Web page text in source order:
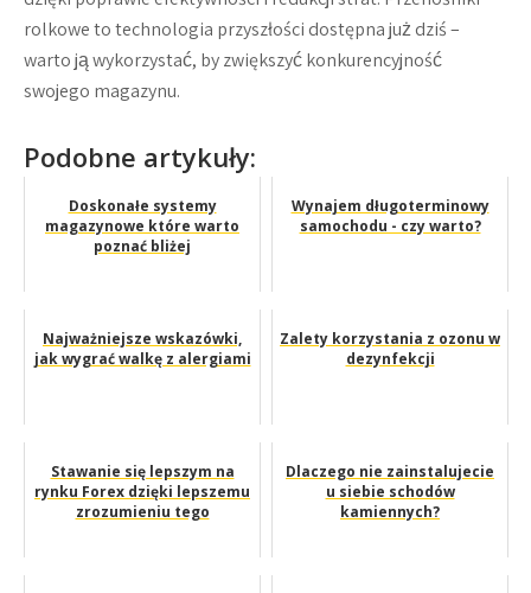
rolkowe to technologia przyszłości dostępna już dziś –
warto ją wykorzystać, by zwiększyć konkurencyjność
swojego magazynu.
Podobne artykuły:
Doskonałe systemy
magazynowe które warto
poznać bliżej
Wynajem długoterminowy
samochodu - czy warto?
Najważniejsze wskazówki,
jak wygrać walkę z alergiami
Zalety korzystania z ozonu w
dezynfekcji
Stawanie się lepszym na
rynku Forex dzięki lepszemu
zrozumieniu tego
Dlaczego nie zainstalujecie
u siebie schodów
kamiennych?